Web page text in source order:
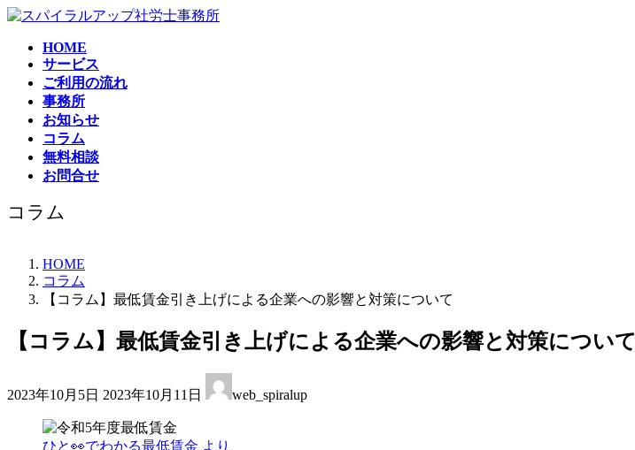
コ
ナ
HOME
サービス
ご利用の流れ
事務所
お知らせ
コラム
無料相談
お問合せ
コラム
HOME
コラム
【コラム】最低賃金引き上げによる企業への影響と対策について
【コラム】最低賃金引き上げによる企業への影響と対策について
2023年10月5日 終
更
新
2023年10月11日 web_spiralup
ひと👀でわかる最低賃金 より